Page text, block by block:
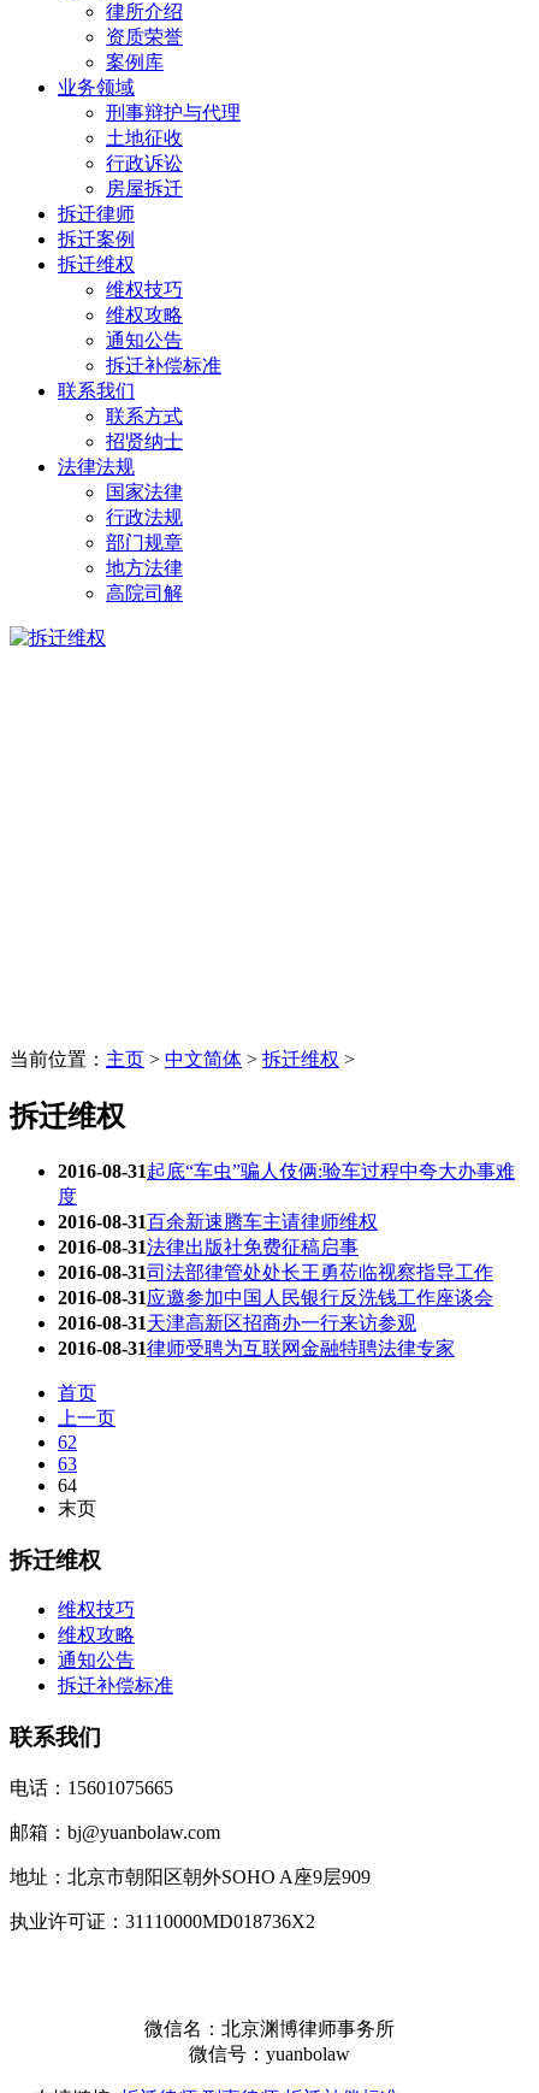
律所介绍
资质荣誉
案例库
业务领域
刑事辩护与代理
土地征收
行政诉讼
房屋拆迁
拆迁律师
拆迁案例
拆迁维权
维权技巧
维权攻略
通知公告
拆迁补偿标准
联系我们
联系方式
招贤纳士
法律法规
国家法律
行政法规
部门规章
地方法律
高院司解
当前位置： 主页 > 中文简体 > 拆迁维权 >
拆迁维权
2016-08-31起底“车虫”骗人伎俩:验车过程中夸大办事难
度
2016-08-31百余新速腾车主请律师维权
2016-08-31法律出版社免费征稿启事
2016-08-31司法部律管处处长王勇莅临视察指导工作
2016-08-31应邀参加中国人民银行反洗钱工作座谈会
2016-08-31天津高新区招商办一行来访参观
2016-08-31律师受聘为互联网金融特聘法律专家
首页
上一页
62
63
64
末页
拆迁维权
维权技巧
维权攻略
通知公告
拆迁补偿标准
联系我们
电话：15601075665
邮箱：bj@yuanbolaw.com
地址：北京市朝阳区朝外SOHO A座9层909
执业许可证：31110000MD018736X2
微信名：北京渊博律师事务所
微信号：yuanbolaw